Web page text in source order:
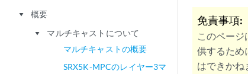
play_arrow 概要
play_arrow
マルチキャストについて
マルチキャストの概要
SRX5K-MPCのレイヤー3マ
免責事項:
このペー
供するため
はできかね